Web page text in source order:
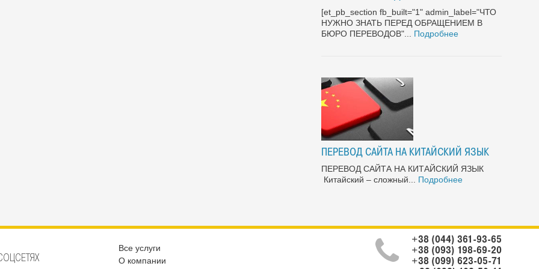
[et_pb_section fb_built="1" admin_label="ЧТО
НУЖНО ЗНАТЬ ПЕРЕД ОБРАЩЕНИЕМ В
БЮРО ПЕРЕВОДОВ"... Подробнее
ПЕРЕВОД САЙТА НА КИТАЙСКИЙ ЯЗЫК
ПЕРЕВОД САЙТА НА КИТАЙСКИЙ ЯЗЫК
Китайский – сложный... Подробнее
Все услуги
О компании
+38 (044) 361-93-65
+38 (093) 198-69-20
+38 (099) 623-05-71